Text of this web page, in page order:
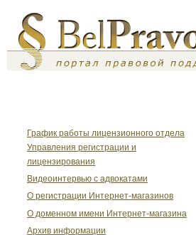
График работы лицензионного отдела
Управления регистрации и
лицензирования
Видеоинтервью с адвокатами
О регистрации Интернет-магазинов
О доменном имени Интернет-магазина
Архив информации